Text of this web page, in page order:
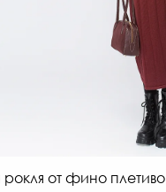
рокля от фино плетиво